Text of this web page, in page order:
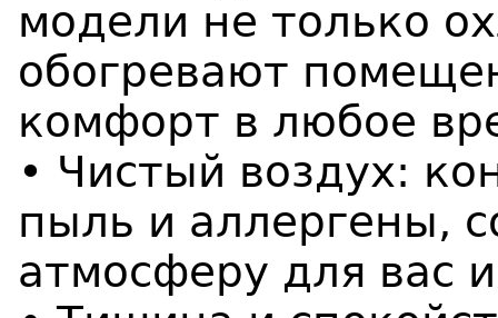
модели не только
обогревают
комфорт в любое
• Чистый воздух:
пыль и аллергены,
атмосферу для вас